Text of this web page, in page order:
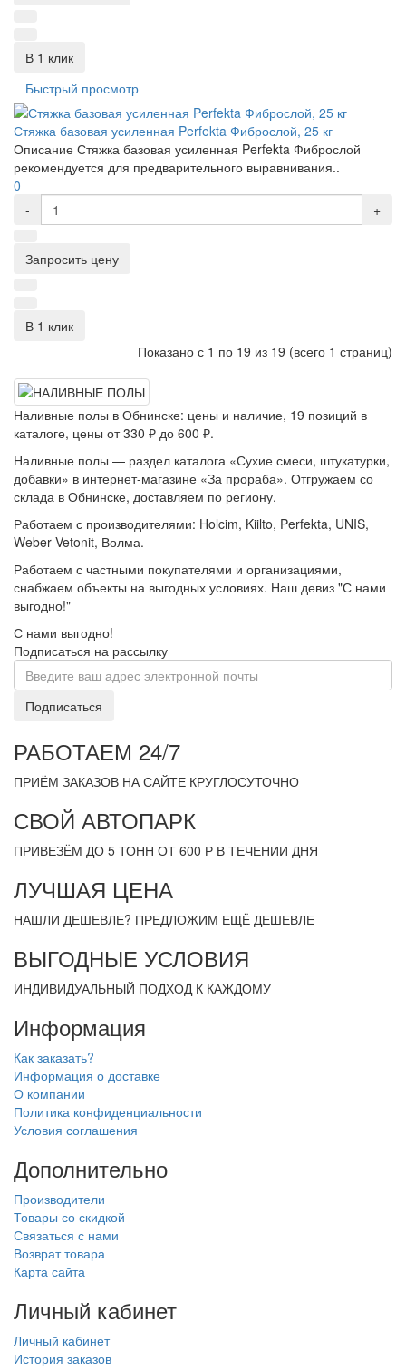
В 1 клик
Быстрый просмотр
Стяжка базовая усиленная Perfekta Фиброслой, 25 кг
Описание Стяжка базовая усиленная Perfekta Фиброслой
рекомендуется для предварительного выравнивания..
0
-
+
Запросить цену
В 1 клик
Показано с 1 по 19 из 19 (всего 1 страниц)
Наливные полы в Обнинске: цены и наличие, 19 позиций в
каталоге, цены от 330 ₽ до 600 ₽.
Наливные полы — раздел каталога «Сухие смеси, штукатурки,
добавки» в интернет-магазине «За прораба». Отгружаем со
склада в Обнинске, доставляем по региону.
Работаем с производителями: Holcim, Kiilto, Perfekta, UNIS,
Weber Vetonit, Волма.
Работаем с частными покупателями и организациями,
снабжаем объекты на выгодных условиях. Наш девиз "С нами
выгодно!"
С нами выгодно!
Подписаться на рассылку
Подписаться
РАБОТАЕМ 24/7
ПРИЁМ ЗАКАЗОВ НА САЙТЕ КРУГЛОСУТОЧНО
СВОЙ АВТОПАРК
ПРИВЕЗЁМ ДО 5 ТОНН ОТ 600 Р В ТЕЧЕНИИ ДНЯ
ЛУЧШАЯ ЦЕНА
НАШЛИ ДЕШЕВЛЕ? ПРЕДЛОЖИМ ЕЩЁ ДЕШЕВЛЕ
ВЫГОДНЫЕ УСЛОВИЯ
ИНДИВИДУАЛЬНЫЙ ПОДХОД К КАЖДОМУ
Информация
Как заказать?
Информация о доставке
О компании
Политика конфиденциальности
Условия соглашения
Дополнительно
Производители
Товары со скидкой
Связаться с нами
Возврат товара
Карта сайта
Личный кабинет
Личный кабинет
История заказов